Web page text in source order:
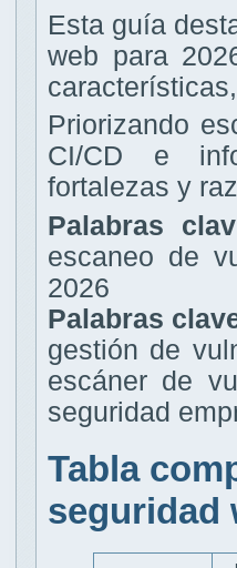
Esta guía
web para
Priorizando
CI/CD e
fortalezas y
Palabras
escaneo de
2026
Palabras
gestión de
escáner de
seguridad
Tabla
seguridad